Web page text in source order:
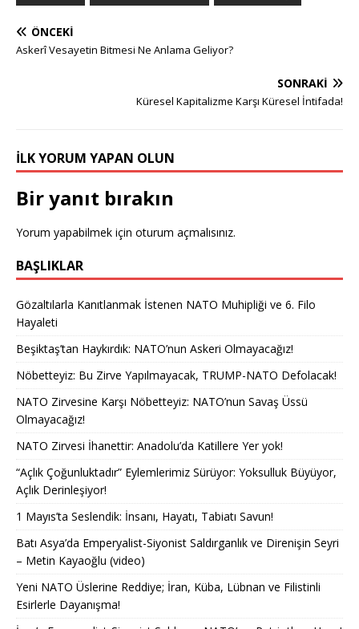
ÖNCEKI
Askerî Vesayetin Bitmesi Ne Anlama Geliyor?
SONRAKI
Küresel Kapitalizme Karşı Küresel İntifada!
İLK YORUM YAPAN OLUN
Bir yanıt bırakın
Yorum yapabilmek için oturum açmalısınız.
BAŞLIKLAR
Gözaltılarla Kanıtlanmak İstenen NATO Muhipliği ve 6. Filo
Hayaleti
Beşiktaş’tan Haykırdık: NATO’nun Askeri Olmayacağız!
Nöbetteyiz: Bu Zirve Yapılmayacak, TRUMP-NATO Defolacak!
NATO Zirvesine Karşı Nöbetteyiz: NATO’nun Savaş Üssü
Olmayacağız!
NATO Zirvesi İhanettir: Anadolu’da Katillere Yer yok!
“Açlık Çoğunluktadır” Eylemlerimiz Sürüyor: Yoksulluk Büyüyor,
Açlık Derinleşiyor!
1 Mayıs’ta Seslendik: İnsanı, Hayatı, Tabiatı Savun!
Batı Asya’da Emperyalist-Siyonist Saldırganlık ve Direnişin Seyri
– Metin Kayaoğlu (video)
Yeni NATO Üslerine Reddiye; İran, Küba, Lübnan ve Filistinli
Esirlerle Dayanışma!